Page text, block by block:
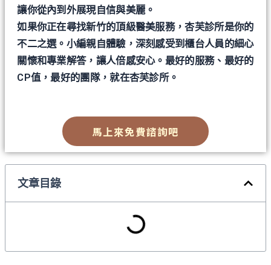
讓你從內到外展現自信與美麗。
如果你正在尋找新竹的頂級醫美服務，杏芙診所是你的
不二之選。小編親自體驗，深刻感受到櫃台人員的細心
關懷和專業解答，讓人倍感安心。最好的服務、最好的
CP值，最好的團隊，就在杏芙診所。
馬上來免費諮詢吧
文章目錄